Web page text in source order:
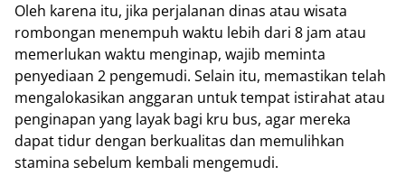
Oleh karena itu, jika perjalanan dinas atau wisata
rombongan menempuh waktu lebih dari 8 jam atau
memerlukan waktu menginap, wajib meminta
penyediaan 2 pengemudi. Selain itu, memastikan telah
mengalokasikan anggaran untuk tempat istirahat atau
penginapan yang layak bagi kru bus, agar mereka
dapat tidur dengan berkualitas dan memulihkan
stamina sebelum kembali mengemudi.